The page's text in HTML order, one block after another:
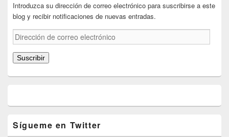
Introduzca su dirección de correo electrónico para suscribirse a este
blog y recibir notificaciones de nuevas entradas.
Dirección
de
correo
electrónico
Suscribir
Sígueme en Twitter